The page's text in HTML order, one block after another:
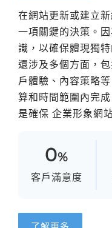
在網站更新或建立
一項關鍵的決策。
識，以確保體現獨
還涉及多個方面，
戶體驗、內容策略
算和時間範圍內完
是確保 企業形象網
0%
客戶滿意度